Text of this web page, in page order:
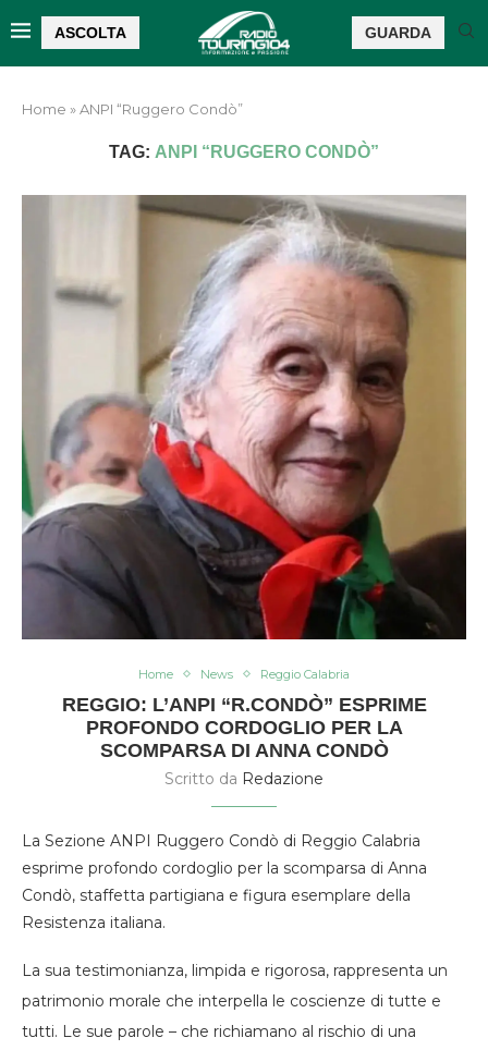
ASCOLTA GUARDA
Home »ANPI “Ruggero Condò”
TAG: ANPI “RUGGERO CONDÒ”
Home News Reggio Calabria
REGGIO: L’ANPI “R.CONDÒ” ESPRIME
PROFONDO CORDOGLIO PER LA
SCOMPARSA DI ANNA CONDÒ
Scritto da Redazione
La Sezione ANPI Ruggero Condò di Reggio Calabria
esprime profondo cordoglio per la scomparsa di Anna
Condò, staffetta partigiana e figura esemplare della
Resistenza italiana.
La sua testimonianza, limpida e rigorosa, rappresenta un
patrimonio morale che interpella le coscienze di tutte e
tutti. Le sue parole – che richiamano al rischio di una